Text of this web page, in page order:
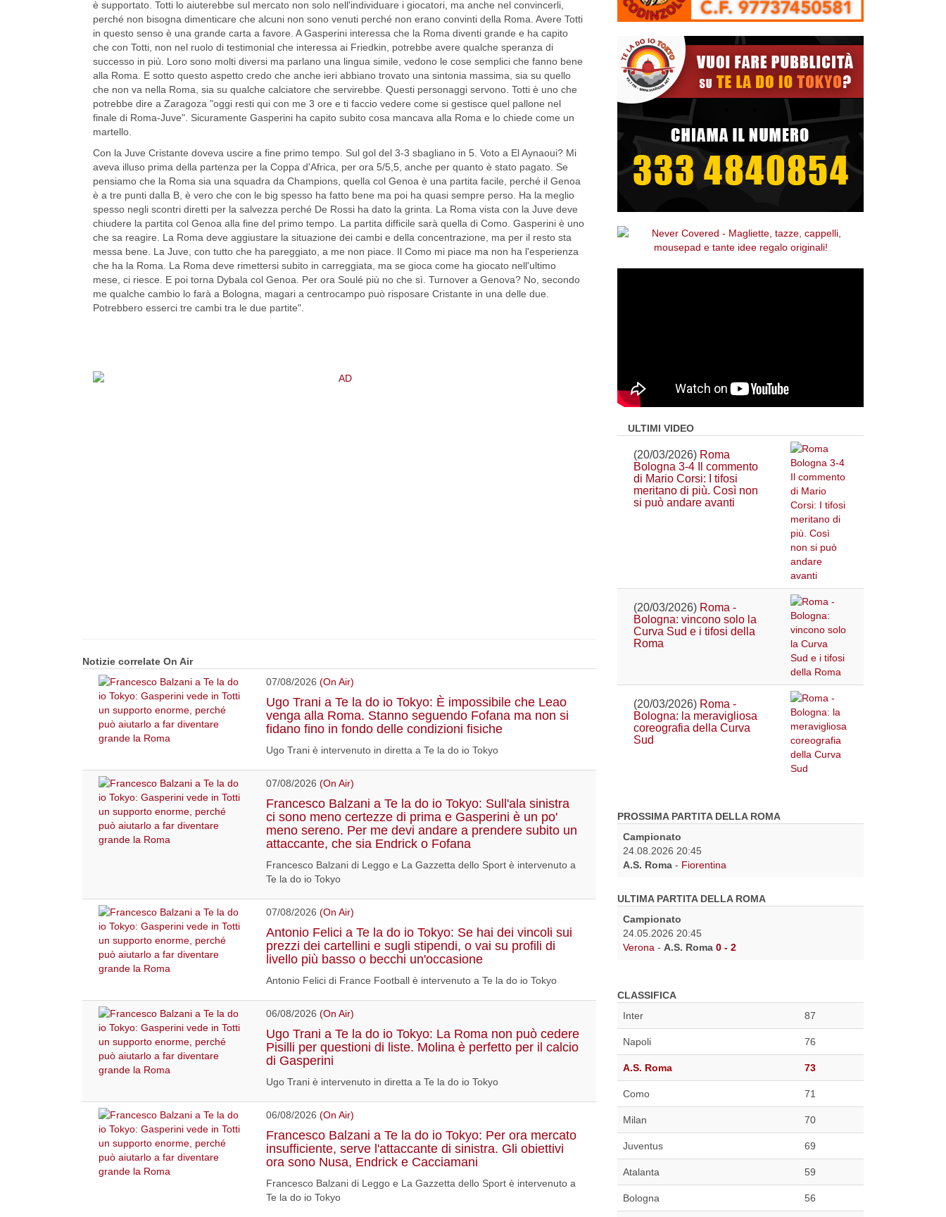
è supportato. Totti lo aiuterebbe sul mercato non solo nell'individuare i giocatori, ma anche nel convincerli,
perché non bisogna dimenticare che alcuni non sono venuti perché non erano convinti della Roma. Avere Totti
in questo senso è una grande carta a favore. A Gasperini interessa che la Roma diventi grande e ha capito
che con Totti, non nel ruolo di testimonial che interessa ai Friedkin, potrebbe avere qualche speranza di
successo in più. Loro sono molti diversi ma parlano una lingua simile, vedono le cose semplici che fanno bene
alla Roma. E sotto questo aspetto credo che anche ieri abbiano trovato una sintonia massima, sia su quello
che non va nella Roma, sia su qualche calciatore che servirebbe. Questi personaggi servono. Totti è uno che
potrebbe dire a Zaragoza "oggi resti qui con me 3 ore e ti faccio vedere come si gestisce quel pallone nel
finale di Roma-Juve". Sicuramente Gasperini ha capito subito cosa mancava alla Roma e lo chiede come un
martello.
Con la Juve Cristante doveva uscire a fine primo tempo. Sul gol del 3-3 sbagliano in 5. Voto a El Aynaoui? Mi
aveva illuso prima della partenza per la Coppa d'Africa, per ora 5/5,5, anche per quanto è stato pagato. Se
pensiamo che la Roma sia una squadra da Champions, quella col Genoa è una partita facile, perché il Genoa
è a tre punti dalla B, è vero che con le big spesso ha fatto bene ma poi ha quasi sempre perso. Ha la meglio
spesso negli scontri diretti per la salvezza perché De Rossi ha dato la grinta. La Roma vista con la Juve deve
chiudere la partita col Genoa alla fine del primo tempo. La partita difficile sarà quella di Como. Gasperini è uno
che sa reagire. La Roma deve aggiustare la situazione dei cambi e della concentrazione, ma per il resto sta
messa bene. La Juve, con tutto che ha pareggiato, a me non piace. Il Como mi piace ma non ha l'esperienza
che ha la Roma. La Roma deve rimettersi subito in carreggiata, ma se gioca come ha giocato nell'ultimo
mese, ci riesce. E poi torna Dybala col Genoa. Per ora Soulé più no che sì. Turnover a Genova? No, secondo
me qualche cambio lo farà a Bologna, magari a centrocampo può risposare Cristante in una delle due.
Potrebbero esserci tre cambi tra le due partite".
Notizie correlate On Air
07/08/2026 (On Air)
Ugo Trani a Te la do io Tokyo: È impossibile che Leao
venga alla Roma. Stanno seguendo Fofana ma non si
fidano fino in fondo delle condizioni fisiche
Ugo Trani è intervenuto in diretta a Te la do io Tokyo
07/08/2026 (On Air)
Francesco Balzani a Te la do io Tokyo: Sull'ala sinistra
ci sono meno certezze di prima e Gasperini è un po'
meno sereno. Per me devi andare a prendere subito un
attaccante, che sia Endrick o Fofana
Francesco Balzani di Leggo e La Gazzetta dello Sport è intervenuto a
Te la do io Tokyo
07/08/2026 (On Air)
Antonio Felici a Te la do io Tokyo: Se hai dei vincoli sui
prezzi dei cartellini e sugli stipendi, o vai su profili di
livello più basso o becchi un'occasione
Antonio Felici di France Football è intervenuto a Te la do io Tokyo
06/08/2026 (On Air)
Ugo Trani a Te la do io Tokyo: La Roma non può cedere
Pisilli per questioni di liste. Molina è perfetto per il calcio
di Gasperini
Ugo Trani è intervenuto in diretta a Te la do io Tokyo
06/08/2026 (On Air)
Francesco Balzani a Te la do io Tokyo: Per ora mercato
insufficiente, serve l'attaccante di sinistra. Gli obiettivi
ora sono Nusa, Endrick e Cacciamani
Francesco Balzani di Leggo e La Gazzetta dello Sport è intervenuto a
Te la do io Tokyo
ULTIMI VIDEO
(20/03/2026) Roma
Bologna 3-4 Il commento
di Mario Corsi: I tifosi
meritano di più. Così non
si può andare avanti
(20/03/2026) Roma -
Bologna: vincono solo la
Curva Sud e i tifosi della
Roma
(20/03/2026) Roma -
Bologna: la meravigliosa
coreografia della Curva
Sud
PROSSIMA PARTITA DELLA ROMA
Campionato
24.08.2026 20:45
A.S. Roma - Fiorentina
ULTIMA PARTITA DELLA ROMA
Campionato
24.05.2026 20:45
Verona - A.S. Roma 0 - 2
CLASSIFICA
Inter
87
Napoli 76
A.S. Roma 73
Como 71
Milan 70
Juventus 69
Atalanta 59
Bologna 56